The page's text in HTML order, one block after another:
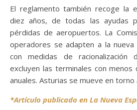
El reglamento también recoge la
diez años, de todas las ayudas
pérdidas de aeropuertos. La
operadores se adapten a la nueva
con medidas de racionalización
excluyen las terminales con
anuales. Asturias se mueve en torno
*Artículo publicado en La Nueva